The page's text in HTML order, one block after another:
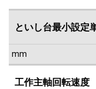
といし台最小設定
mm
工作主軸回転速度